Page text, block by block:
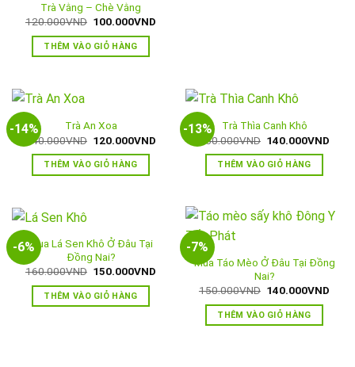
Trà Vằng – Chè Vằng
120.000VND Giá
là:
120.000VND.
100.000VND
THÊM VÀO GIỎ HÀNG
-14%
Trà An Xoa
140.000VND Giá
là:
140.000VND.
120.000VND
120.000VND.
THÊM VÀO GIỎ HÀNG
-13%
Trà Thìa Canh Khô
160.000VND Giá
là:
160.000VND.
140.000VND
THÊM VÀO GIỎ HÀNG
-6%Mua Lá Sen Khô Ở Đâu Tại
Đồng Nai?
160.000VND Giá
là:
160.000VND.
150.000VND
150.000VND.
THÊM VÀO GIỎ HÀNG
-7%
Mua Táo Mèo Ở Đâu Tại Đồng
Nai?
150.000VND Giá
là:
150.000VND.
140.000VND
THÊM VÀO GIỎ HÀNG